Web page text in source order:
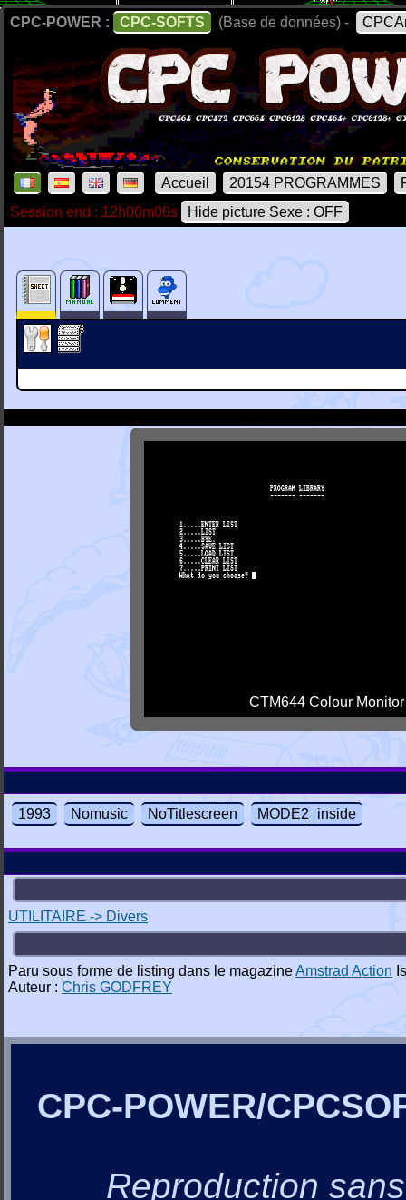
CPC-POWER : CPC-SOFTS (Base de données) -
Accueil 20154 PROGRAMMES
Session end : 12h00m00s
Hide picture Sexe : OFF
CTM644 Colour Monitor
1993 Nomusic NoTitlescreen MODE2_inside
UTILITAIRE -> Divers
Paru sous forme de listing dans le magazineAmstrad Action
Auteur : Chris GODFREY
CPC-POWER/
Reproduction